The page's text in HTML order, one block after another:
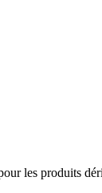
les produits